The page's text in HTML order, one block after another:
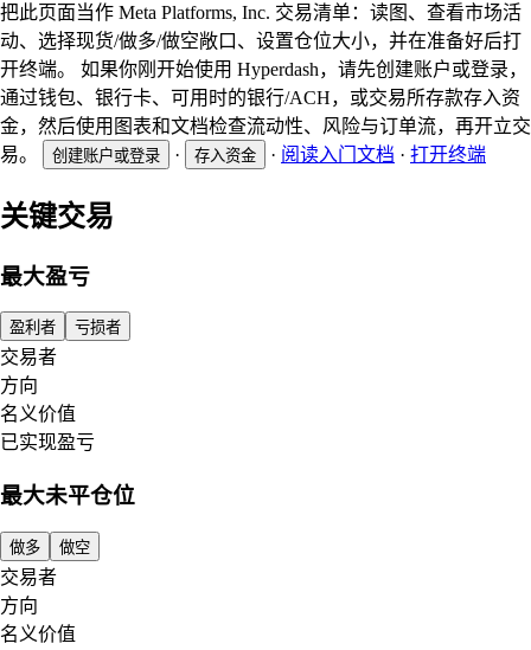
把此页面当作 Meta Platforms, Inc. 交易清单：读图、查看市场活
动、选择现货/做多/做空敞口、设置仓位大小，并在准备好后打
开终端。 如果你刚开始使用 Hyperdash，请先创建账户或登录，
通过钱包、银行卡、可用时的银行/ACH，或交易所存款存入资
金，然后使用图表和文档检查流动性、风险与订单流，再开立交
易。
创建账户或登录 · 存入资金 · 阅读入门文档 · 打开终端
关键交易
最大盈亏
盈利者 亏损者
交易者
方向
名义价值
已实现盈亏
最大未平仓位
做多 做空
交易者
方向
名义价值